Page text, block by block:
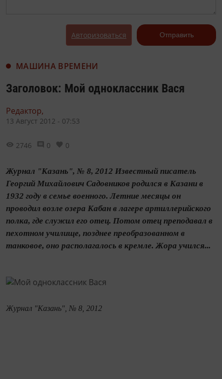
Авторизоваться Отправить
МАШИНА ВРЕМЕНИ
Заголовок: Мой одноклассник Вася
Редактор,
13 Август 2012 - 07:53
2746 0 0
Журнал "Казань", № 8, 2012 Известный писатель
Георгий Михайлович Садовников родился в Казани в
1932 году в семье военного. Летние месяцы он
проводил возле озера Кабан в лагере артиллерийского
полка, где служил его отец. Потом отец преподавал в
пехотном училище, позднее преобразованном в
танковое, оно располагалось в кремле. Жора учился...
Журнал "Казань", № 8, 2012